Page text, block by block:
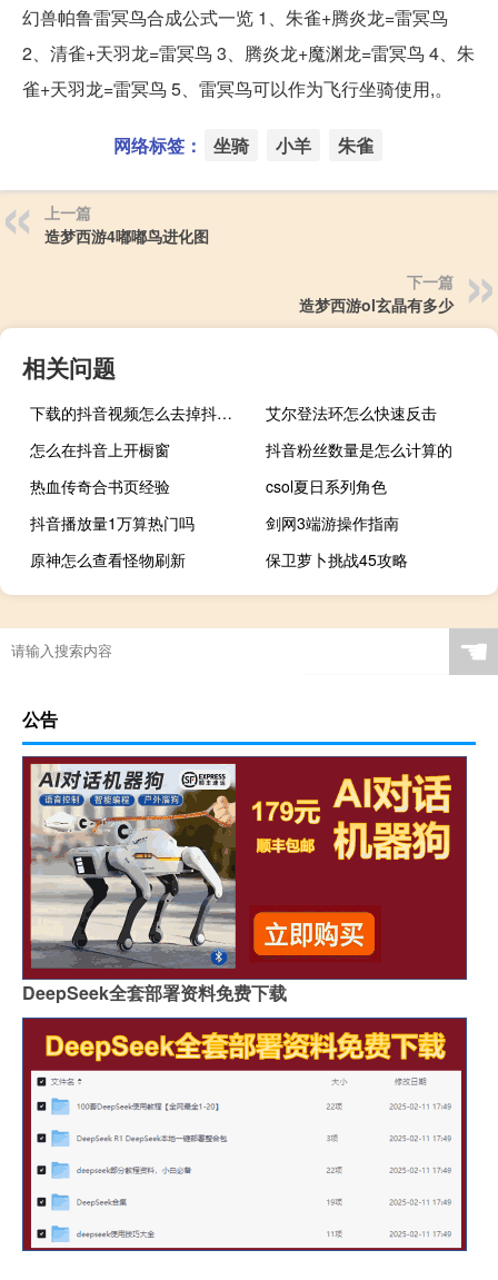
幻兽帕鲁雷冥鸟合成公式一览 1、朱雀+腾炎龙=雷冥鸟
2、清雀+天羽龙=雷冥鸟 3、腾炎龙+魔渊龙=雷冥鸟 4、朱
雀+天羽龙=雷冥鸟 5、雷冥鸟可以作为飞行坐骑使用,。
网络标签： 坐骑 小羊 朱雀
上一篇
造梦西游4嘟嘟鸟进化图
下一篇
造梦西游ol玄晶有多少
相关问题
下载的抖音视频怎么去掉抖音号
艾尔登法环怎么快速反击
怎么在抖音上开橱窗
抖音粉丝数量是怎么计算的
热血传奇合书页经验
csol夏日系列角色
抖音播放量1万算热门吗
剑网3端游操作指南
原神怎么查看怪物刷新
保卫萝卜挑战45攻略
☚
公告
DeepSeek全套部署资料免费下载